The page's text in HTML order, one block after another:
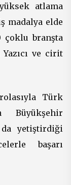
atlama
madalya elde
çoklu branşta
ve cirit
Türk
Büyükşehir
da yetiştirdiği
başarı